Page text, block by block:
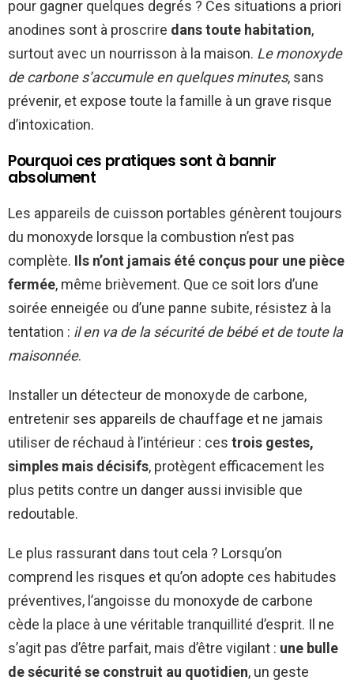
pour gagner quelques degrés ? Ces situations a priori
anodines sont à proscrire dans toute habitation,
surtout avec un nourrisson à la maison. Le monoxyde
de carbone s’accumule en quelques minutes, sans
prévenir, et expose toute la famille à un grave risque
d’intoxication.
Pourquoi ces pratiques sont à bannir
absolument
Les appareils de cuisson portables génèrent toujours
du monoxyde lorsque la combustion n’est pas
complète. Ils n’ont jamais été conçus pour une pièce
fermée, même brièvement. Que ce soit lors d’une
soirée enneigée ou d’une panne subite, résistez à la
tentation : il en va de la sécurité de bébé et de toute la
maisonnée.
Installer un détecteur de monoxyde de carbone,
entretenir ses appareils de chauffage et ne jamais
utiliser de réchaud à l’intérieur : ces trois gestes,
simples mais décisifs, protègent efficacement les
plus petits contre un danger aussi invisible que
redoutable.
Le plus rassurant dans tout cela ? Lorsqu’on
comprend les risques et qu’on adopte ces habitudes
préventives, l’angoisse du monoxyde de carbone
cède la place à une véritable tranquillité d’esprit. Il ne
s’agit pas d’être parfait, mais d’être vigilant : une bulle
de sécurité se construit au quotidien, un geste